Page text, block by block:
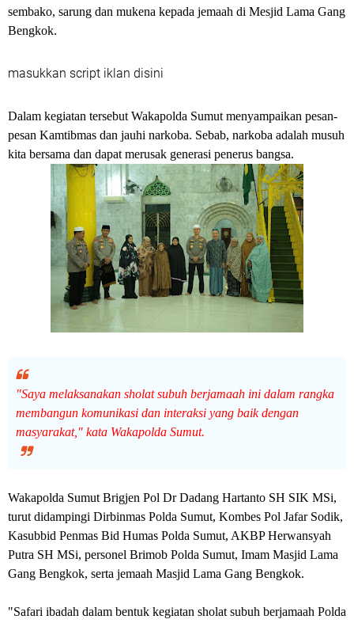
sembako, sarung dan mukena kepada jemaah di Mesjid Lama Gang
Bengkok.
masukkan script iklan disini
Dalam kegiatan tersebut Wakapolda Sumut menyampaikan pesan-
pesan Kamtibmas dan jauhi narkoba. Sebab, narkoba adalah musuh
kita bersama dan dapat merusak generasi penerus bangsa.
"Saya melaksanakan sholat subuh berjamaah ini dalam rangka
membangun komunikasi dan interaksi yang baik dengan
masyarakat," kata Wakapolda Sumut.
Wakapolda Sumut Brigjen Pol Dr Dadang Hartanto SH SIK MSi,
turut didampingi Dirbinmas Polda Sumut, Kombes Pol Jafar Sodik,
Kasubbid Penmas Bid Humas Polda Sumut, AKBP Herwansyah
Putra SH MSi, personel Brimob Polda Sumut, Imam Masjid Lama
Gang Bengkok, serta jemaah Masjid Lama Gang Bengkok.
"Safari ibadah dalam bentuk kegiatan sholat subuh berjamaah Polda